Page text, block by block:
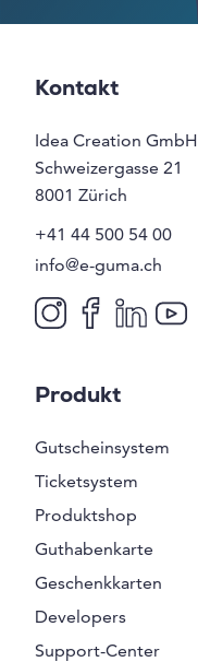
Kontakt
Idea Creation GmbH
Schweizergasse 21
8001 Zürich
+41 44 500 54 00
info@e-guma.ch
Produkt
Gutscheinsystem
Ticketsystem
Produktshop
Guthabenkarte
Geschenkkarten
Developers
Support-Center